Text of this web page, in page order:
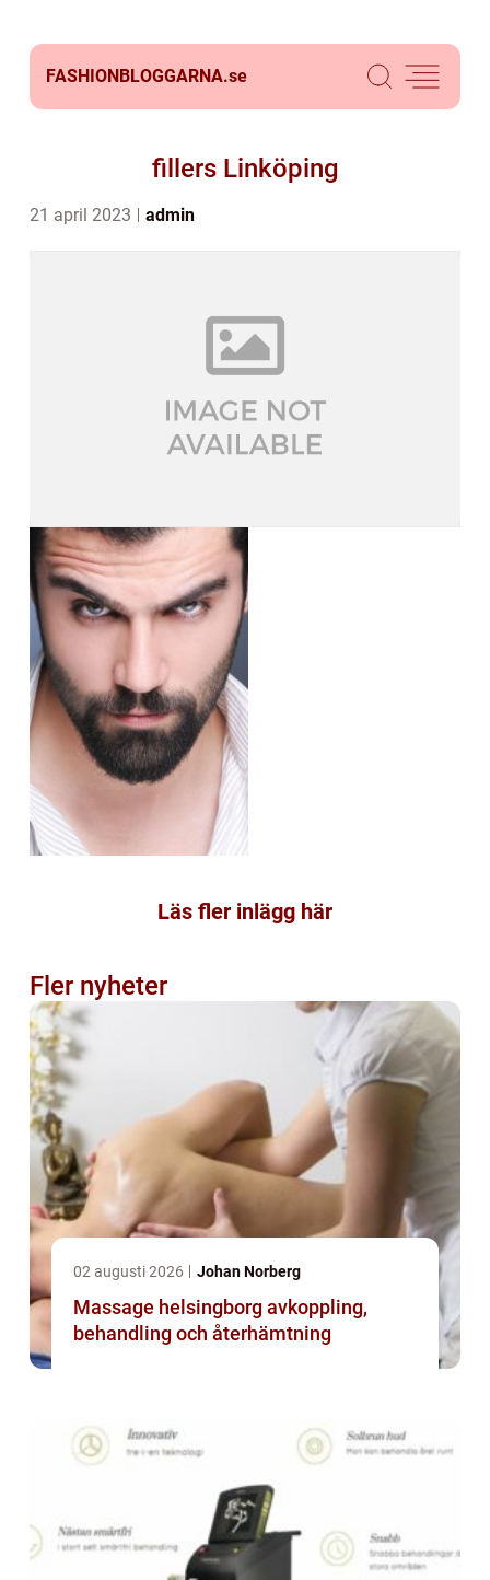
FASHIONBLOGGARNA.se
fillers Linköping
21 april 2023 admin
Läs fler inlägg här
Fler nyheter
02 augusti 2026 Johan Norberg
Massage helsingborg avkoppling,
behandling och återhämtning